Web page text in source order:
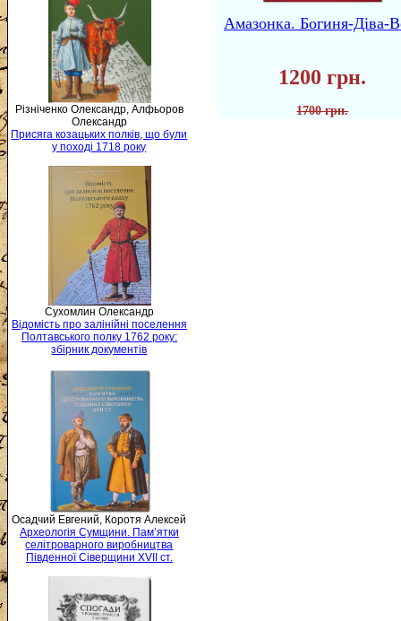
Різніченко Олександр, Алфьоров
Олександр
Присяга козацьких полків, що були
у поході 1718 року
Сухомлин Олександр
Відомість про залінійні поселення
Полтавського полку 1762 року:
збірник документів
Осадчий Евгений, Коротя Алексей
Археологія Сумщини. Пам’ятки
селітроварного виробництва
Південної Сіверщини XVII ст.
Амазонка. Богиня-Діва-
1200 грн.
1700 грн.